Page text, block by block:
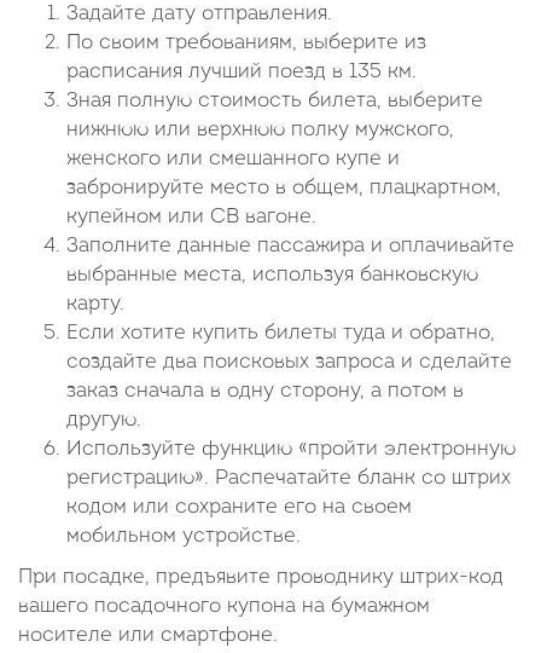
Задайте дату отправления.
По своим требованиям, выберите из
расписания лучший поезд в 135 км.
Зная полную стоимость билета, выберите
нижнюю или верхнюю полку мужского,
женского или смешанного купе и
забронируйте место в общем, плацкартном,
купейном или СВ вагоне.
Заполните данные пассажира и оплачивайте
выбранные места, используя банковскую
карту.
Если хотите купить билеты туда и обратно,
создайте два поисковых запроса и сделайте
заказ сначала в одну сторону, а потом в
другую.
Используйте функцию «пройти электронную
регистрацию». Распечатайте бланк со штрих
кодом или сохраните его на своем
мобильном устройстве.
При посадке, предъявите проводнику штрих-код
вашего посадочного купона на бумажном
носителе или смартфоне.